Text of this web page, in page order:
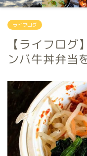
ライフログ
【ライフログ
ンバ牛丼弁当